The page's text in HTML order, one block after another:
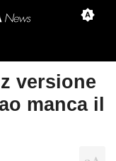
versione
manca il